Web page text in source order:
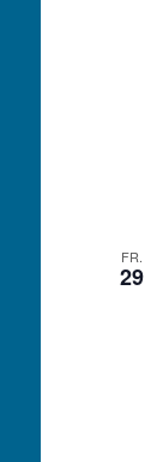
FR.
29